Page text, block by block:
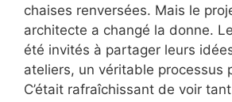
chaises renversées. Mais le
architecte a changé la donne.
été invités à partager leurs
ateliers, un véritable processus
C’était rafraîchissant de voir